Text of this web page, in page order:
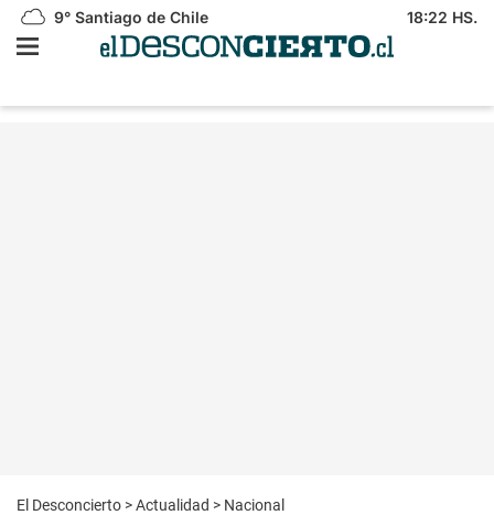
9° Santiago de Chile 18:22 HS.
El Desconcierto >Actualidad > Nacional